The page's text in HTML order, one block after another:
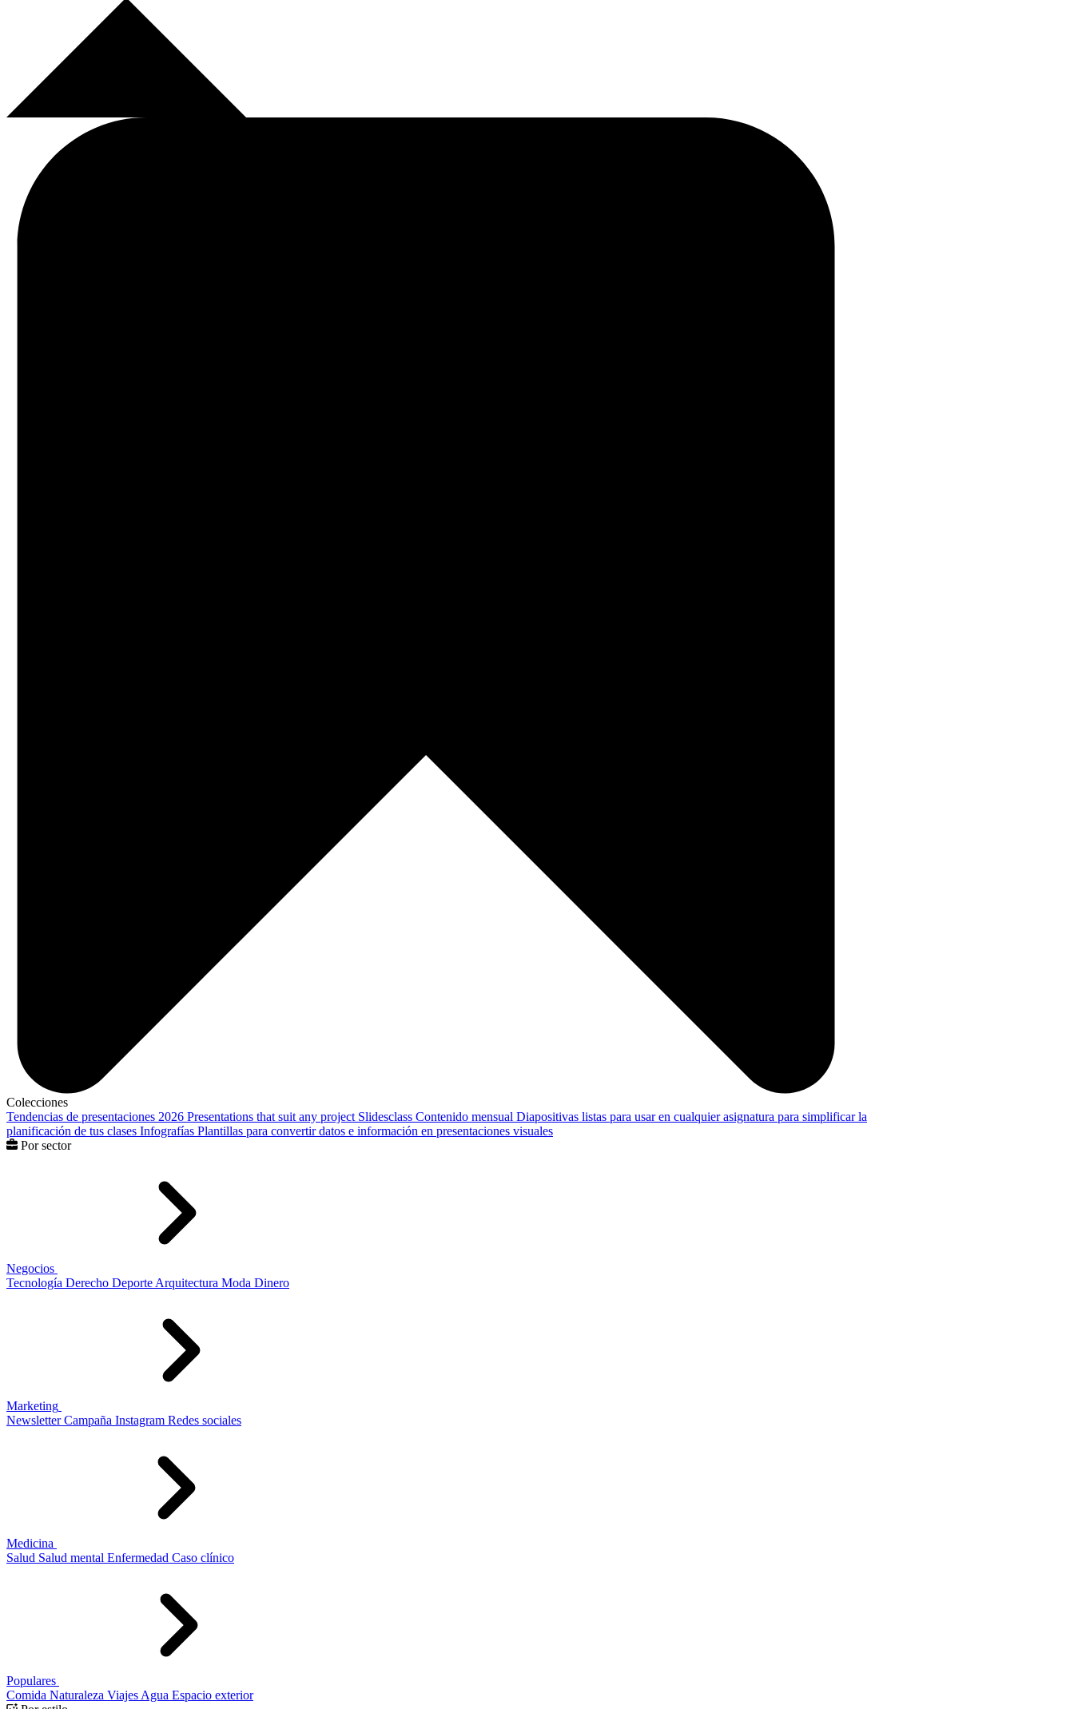
Colecciones
Tendencias de presentaciones 2026 Presentations that suit any project Slidesclass Contenido mensual Diapositivas listas para usar en cualquier asignatura para simplificar la
planificación de tus clases Infografías Plantillas para convertir datos e información en presentaciones visuales
Por sector
Negocios
Tecnología Derecho Deporte Arquitectura Moda Dinero
Marketing
Newsletter Campaña Instagram Redes sociales
Medicina
Salud Salud mental Enfermedad Caso clínico
Populares
Comida Naturaleza Viajes Agua Espacio exterior